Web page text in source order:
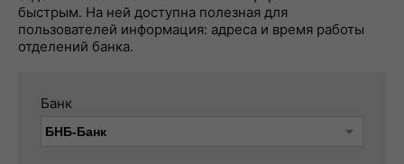
быстрым. На ней доступна полезная для
пользователей информация: адреса и время работы
отделений банка.
Банк